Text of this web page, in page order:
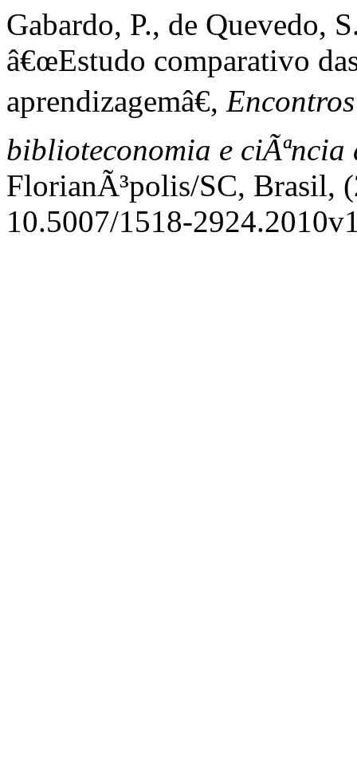
Gabardo, P., de Quevedo,
â€œEstudo comparativo
aprendizagemâ€,
biblioteconomia e
FlorianÃ³polis/SC, Brasil,
10.5007/1518-